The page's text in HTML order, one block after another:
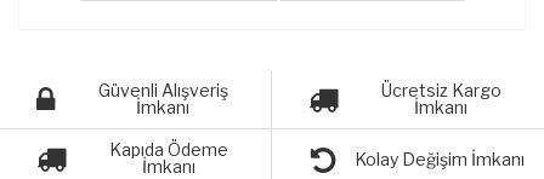
Güvenli Alışveriş
İmkanı
Ücretsiz Kargo
İmkanı
Kapıda Ödeme
İmkanı
Kolay Değişim İmkanı